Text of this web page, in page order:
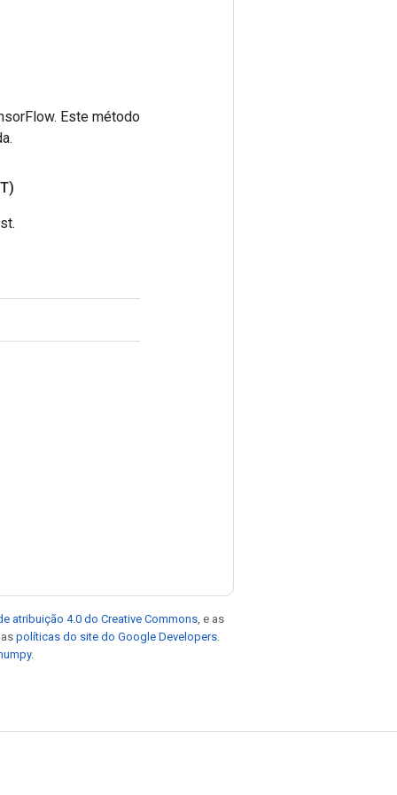
Este método
T)
atribuição 4.0 do Creative Commons , e as
políticas do site do Google Developers
.